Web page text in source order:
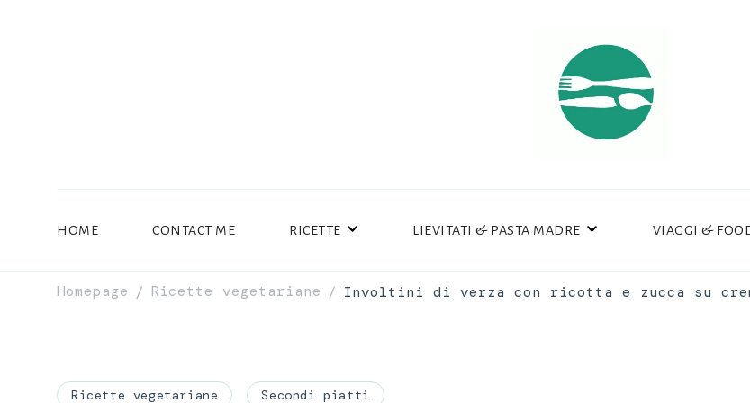
HOME CONTACT ME RICETTE LIEVITATI & PASTA MADRE VIAGGI &
Homepage / Ricette vegetariane / Involtini di verza con ricotta e zucca su
Ricette vegetariane Secondi piatti